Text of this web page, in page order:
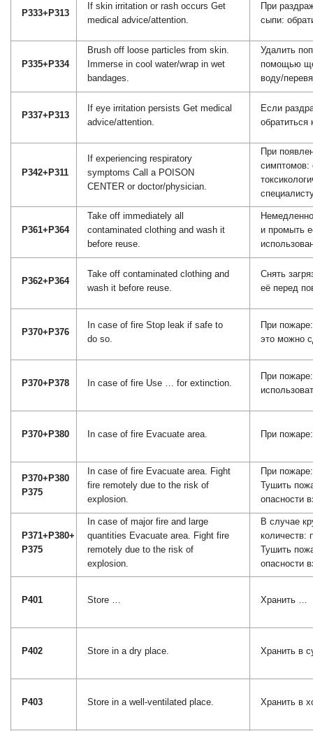
P333+P313
If skin irritation or rash occurs Get
medical advice/attention.
При
сыпи:
P335+P334
Brush off loose particles from skin.
Immerse in cool water/wrap in wet
bandages.
Удалить
помощью
воду/
P337+P313
If eye irritation persists Get medical
advice/attention.
Если
обратиться
P342+P311
If experiencing respiratory
symptoms Call a POISON
CENTER or doctor/physician.
При
симптомов:
P361+P364
Take off immediately all
contaminated clothing and wash it
before reuse.
и промыть
P362+P364
Take off contaminated clothing and
wash it before reuse.
Снять
её перед
P370+P376
In case of fire Stop leak if safe to
do so.
При
это можно
P370+P378 In case of fire Use … for extinction.
При
P370+P380 In case of fire Evacuate area. При
P370+P380
P375
In case of fire Evacuate area. Fight
fire remotely due to the risk of
explosion.
При
Тушить
опасности
P371+P380+
P375
In case of major fire and large
quantities Evacuate area. Fight fire
remotely due to the risk of
explosion.
В случае
количеств:
Тушить
опасности
P401 Store … Хранить …
P402 Store in a dry place. Хранить в
P403 Store in a well-ventilated place. Хранить в